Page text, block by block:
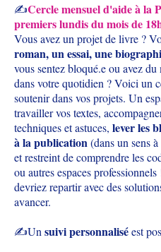
✍️Cercle mensuel d'aide à
premiers lundis du mois de
Vous avez un projet de livre ?
roman, un essai, une
vous sentez bloqué.e ou avez
dans votre quotidien ? Voici un
soutenir dans vos projets. Un
travailler vos textes,
techniques et astuces, lever les
à la publication(dans un sens
et restreint de comprendre les
ou autres espaces
devriez repartir avec des
avancer.
✍️Unsuivi personnaliséest